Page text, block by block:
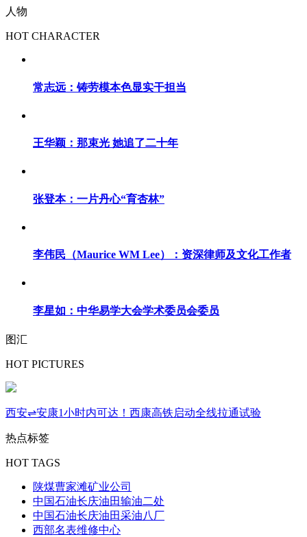
人物
HOT CHARACTER
常志远：铸劳模本色显实干担当
王华颖：那束光 她追了二十年
张登本：一片丹心“育杏林”
李伟民（Maurice WM Lee）：资深律师及文化工作者
李星如：中华易学大会学术委员会委员
图汇
HOT PICTURES
西安⇌安康1小时内可达！西康高铁启动全线拉通试验
热点标签
HOT TAGS
陕煤曹家滩矿业公司
中国石油长庆油田输油二处
中国石油长庆油田采油八厂
西部名表维修中心